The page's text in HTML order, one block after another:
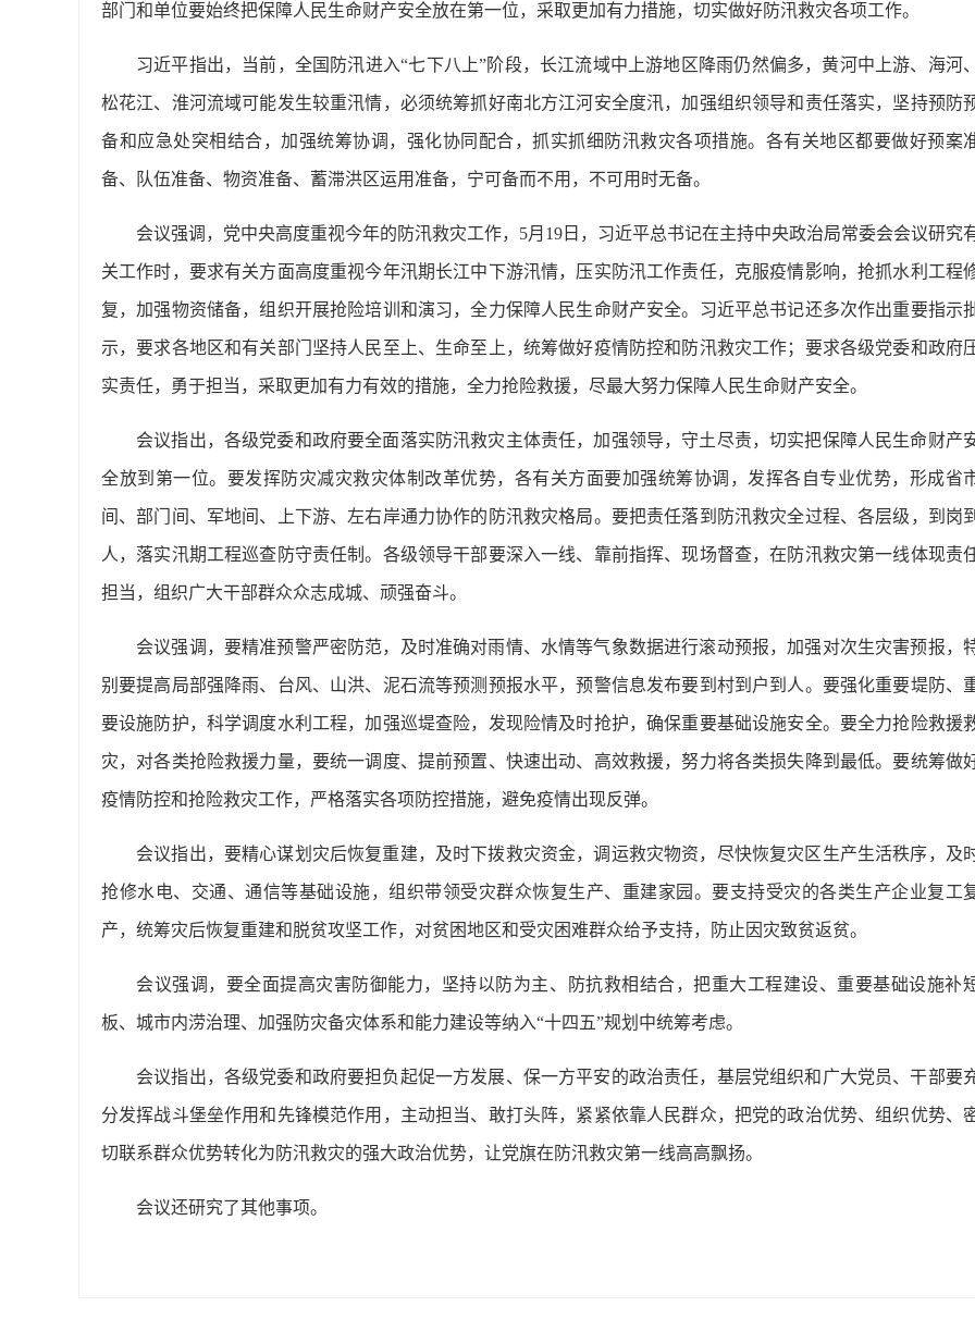
部门和单位要始终把保障人民生命财产安全放在第一位，采取更加有力措施，切实做好防汛救灾各项工作。
习近平指出，当前，全国防汛进入“七下八上”阶段，长江流域中上游地区降雨仍然偏多，黄河中上游、海河、
松花江、淮河流域可能发生较重汛情，必须统筹抓好南北方江河安全度汛，加强组织领导和责任落实，坚持预防
备和应急处突相结合，加强统筹协调，强化协同配合，抓实抓细防汛救灾各项措施。各有关地区都要做好预案
备、队伍准备、物资准备、蓄滞洪区运用准备，宁可备而不用，不可用时无备。
会议强调，党中央高度重视今年的防汛救灾工作，5月19日，习近平总书记在主持中央政治局常委会会议研究
关工作时，要求有关方面高度重视今年汛期长江中下游汛情，压实防汛工作责任，克服疫情影响，抢抓水利工程
复，加强物资储备，组织开展抢险培训和演习，全力保障人民生命财产安全。习近平总书记还多次作出重要指示
示，要求各地区和有关部门坚持人民至上、生命至上，统筹做好疫情防控和防汛救灾工作；要求各级党委和政府
实责任，勇于担当，采取更加有力有效的措施，全力抢险救援，尽最大努力保障人民生命财产安全。
会议指出，各级党委和政府要全面落实防汛救灾主体责任，加强领导，守土尽责，切实把保障人民生命财产
全放到第一位。要发挥防灾减灾救灾体制改革优势，各有关方面要加强统筹协调，发挥各自专业优势，形成省
间、部门间、军地间、上下游、左右岸通力协作的防汛救灾格局。要把责任落到防汛救灾全过程、各层级，到岗到
人，落实汛期工程巡查防守责任制。各级领导干部要深入一线、靠前指挥、现场督查，在防汛救灾第一线体现责
担当，组织广大干部群众众志成城、顽强奋斗。
会议强调，要精准预警严密防范，及时准确对雨情、水情等气象数据进行滚动预报，加强对次生灾害预报，
别要提高局部强降雨、台风、山洪、泥石流等预测预报水平，预警信息发布要到村到户到人。要强化重要堤防、
要设施防护，科学调度水利工程，加强巡堤查险，发现险情及时抢护，确保重要基础设施安全。要全力抢险救援
灾，对各类抢险救援力量，要统一调度、提前预置、快速出动、高效救援，努力将各类损失降到最低。要统筹做
疫情防控和抢险救灾工作，严格落实各项防控措施，避免疫情出现反弹。
会议指出，要精心谋划灾后恢复重建，及时下拨救灾资金，调运救灾物资，尽快恢复灾区生产生活秩序，及
抢修水电、交通、通信等基础设施，组织带领受灾群众恢复生产、重建家园。要支持受灾的各类生产企业复工
产，统筹灾后恢复重建和脱贫攻坚工作，对贫困地区和受灾困难群众给予支持，防止因灾致贫返贫。
会议强调，要全面提高灾害防御能力，坚持以防为主、防抗救相结合，把重大工程建设、重要基础设施补
板、城市内涝治理、加强防灾备灾体系和能力建设等纳入“十四五”规划中统筹考虑。
会议指出，各级党委和政府要担负起促一方发展、保一方平安的政治责任，基层党组织和广大党员、干部要
分发挥战斗堡垒作用和先锋模范作用，主动担当、敢打头阵，紧紧依靠人民群众，把党的政治优势、组织优势、
切联系群众优势转化为防汛救灾的强大政治优势，让党旗在防汛救灾第一线高高飘扬。
会议还研究了其他事项。